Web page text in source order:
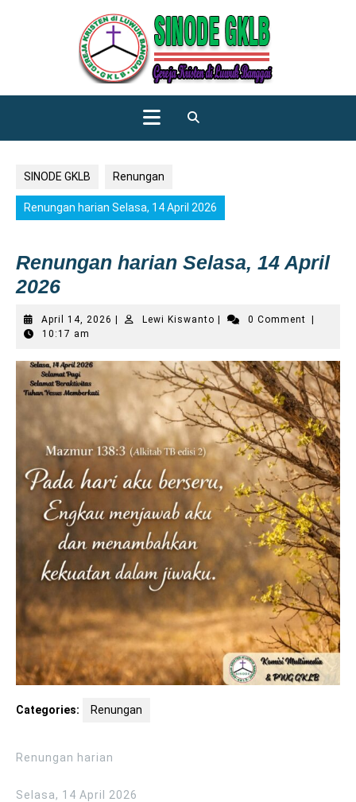
Open
SINODE GKLB Renungan
Renungan harian Selasa, 14 April 2026
Renungan harian Selasa, 14 April
2026
April 14, 2026 April
Lewi KiswantoLewi
0 Comment
10:17 am
Categories: Renungan
Renungan harian
Selasa, 14 April 2026